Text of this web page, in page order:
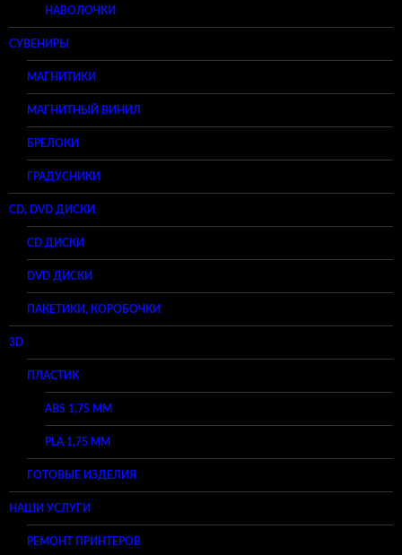
НАВОЛОЧКИ
СУВЕНИРЫ
МАГНИТИКИ
МАГНИТНЫЙ ВИНИЛ
БРЕЛОКИ
ГРАДУСНИКИ
CD, DVD ДИСКИ
CD ДИСКИ
DVD ДИСКИ
ПАКЕТИКИ, КОРОБОЧКИ
3D
ПЛАСТИК
ABS 1,75 ММ
PLA 1,75 ММ
ГОТОВЫЕ ИЗДЕЛИЯ
НАШИ УСЛУГИ
РЕМОНТ ПРИНТЕРОВ